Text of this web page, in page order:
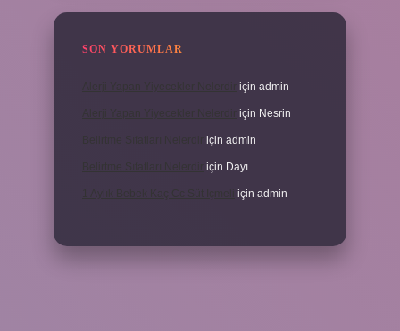
SON YORUMLAR
için admin
için Nesrin
için admin
Belirtme Sıfatları Nelerdir için Dayı
1 Aylık Bebek Kaç Cc Süt Içmeli için admin